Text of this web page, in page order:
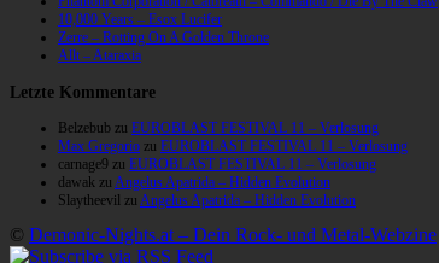
10,000 Years – Esox Lucifer
Zerre – Rotting On A Golden Throne
Allt – Ataraxia
Letzte Kommentare
Belzebub zu EUROBLAST FESTIVAL 11 – Verlosung
Max Gregorio zu EUROBLAST FESTIVAL 11 – Verlosung
carnage9 zu EUROBLAST FESTIVAL 11 – Verlosung
dawak zu Angelus Apatrida – Hidden Evolution
Slaytheevil zu Angelus Apatrida – Hidden Evolution
© Demonic-Nights.at – Dein Rock- und Metal-Webzine